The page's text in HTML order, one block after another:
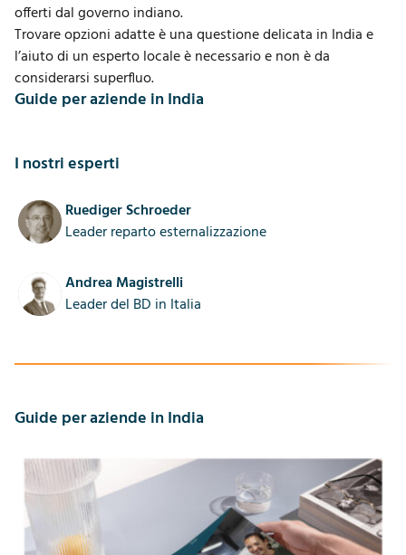
I nostri esperti
Ruediger Schroeder
Leader reparto esternalizzazione
Andrea Magistrelli
Leader del BD in Italia
Guide per aziende in India
offerti dal governo indiano.
Trovare opzioni adatte è una questione delicata in India e
l’aiuto di un esperto localeè necessario e non è da
considerarsi superfluo.
Guide per aziende in India